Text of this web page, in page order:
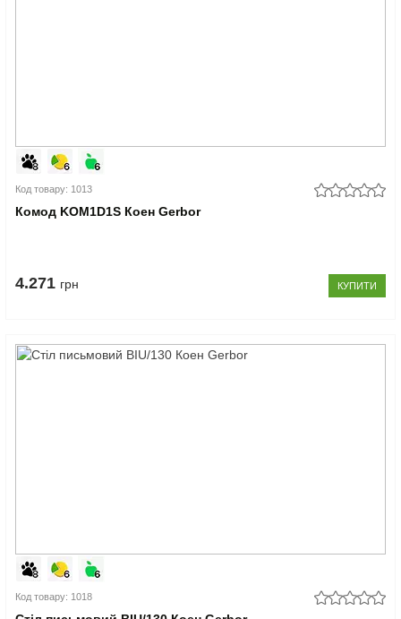
Код товару: 1013
Комод KOM1D1S Коен Gerbor
4.271 грн КУПИТИ
Код товару: 1018